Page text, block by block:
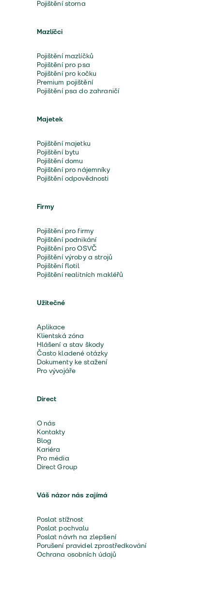
Pojištění storna
Mazlíčci
Pojištění mazlíčků
Pojištění pro psa
Pojištění pro kočku
Premium pojištění
Pojištění psa do zahraničí
Majetek
Pojištění majetku
Pojištění bytu
Pojištění domu
Pojištění pro nájemníky
Pojištění odpovědnosti
Firmy
Pojištění pro firmy
Pojištění podnikání
Pojištění pro OSVČ
Pojištění výroby a strojů
Pojištění flotil
Pojištění realitních makléřů
Užitečné
Aplikace
Klientská zóna
Hlášení a stav škody
Často kladené otázky
Dokumenty ke stažení
Pro vývojáře
Direct
O nás
Kontakty
Blog
Kariéra
Pro média
Direct Group
Váš názor nás zajímá
Poslat stížnost
Poslat pochvalu
Poslat návrh na zlepšení
Porušení pravidel zprostředkování
Ochrana osobních údajů